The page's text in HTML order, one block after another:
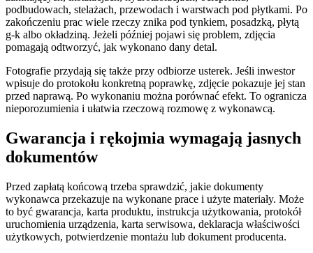
podbudowach, stelażach, przewodach i warstwach pod płytkami. Po
zakończeniu prac wiele rzeczy znika pod tynkiem, posadzką, płytą
g-k albo okładziną. Jeżeli później pojawi się problem, zdjęcia
pomagają odtworzyć, jak wykonano dany detal.
Fotografie przydają się także przy odbiorze usterek. Jeśli inwestor
wpisuje do protokołu konkretną poprawkę, zdjęcie pokazuje jej stan
przed naprawą. Po wykonaniu można porównać efekt. To ogranicza
nieporozumienia i ułatwia rzeczową rozmowę z wykonawcą.
Gwarancja i rękojmia wymagają jasnych
dokumentów
Przed zapłatą końcową trzeba sprawdzić, jakie dokumenty
wykonawca przekazuje na wykonane prace i użyte materiały. Może
to być gwarancja, karta produktu, instrukcja użytkowania, protokół
uruchomienia urządzenia, karta serwisowa, deklaracja właściwości
użytkowych, potwierdzenie montażu lub dokument producenta.